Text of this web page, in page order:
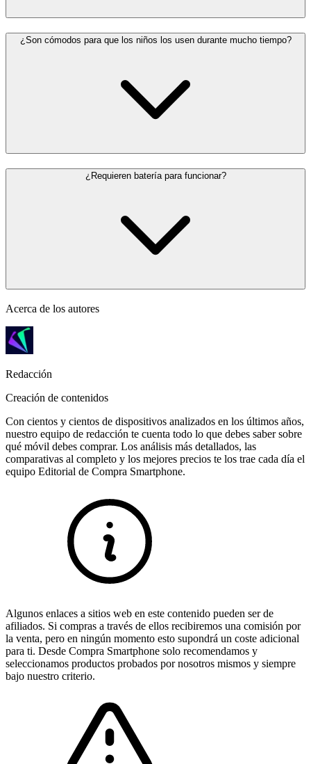
¿Son cómodos para que los niños los usen durante mucho tiempo?
¿Requieren batería para funcionar?
Acerca de los autores
Redacción
Creación de contenidos
Con cientos y cientos de dispositivos analizados en los últimos años,
nuestro equipo de redacción te cuenta todo lo que debes saber sobre
qué móvil debes comprar. Los análisis más detallados, las
comparativas al completo y los mejores precios te los trae cada día el
equipo Editorial de Compra Smartphone.
Algunos enlaces a sitios web en este contenido pueden ser de
afiliados. Si compras a través de ellos recibiremos una comisión por
la venta, pero en ningún momento esto supondrá un coste adicional
para ti. Desde Compra Smartphone solo recomendamos y
seleccionamos productos probados por nosotros mismos y siempre
bajo nuestro criterio.